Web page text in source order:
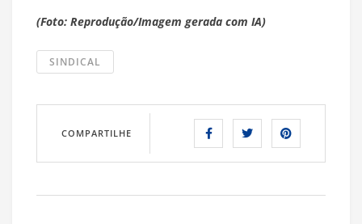
(Foto: Reprodução/Imagem gerada com IA)
SINDICAL
COMPARTILHE